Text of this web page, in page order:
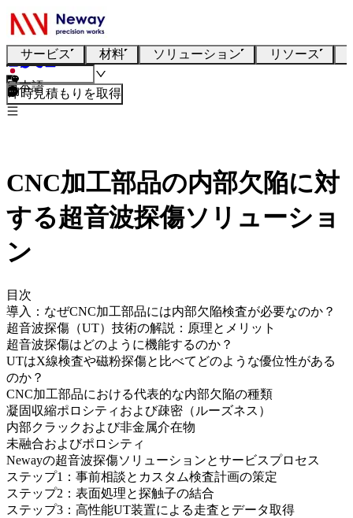
サービス 材料 ソリューション リソース
日本語
即時見積もりを取得
CNC加工部品の内部欠陥に対
する超音波探傷ソリューショ
ン
目次
導入：なぜCNC加工部品には内部欠陥検査が必要なのか？
超音波探傷（UT）技術の解説：原理とメリット
超音波探傷はどのように機能するのか？
UTはX線検査や磁粉探傷と比べてどのような優位性がある
のか？
CNC加工部品における代表的な内部欠陥の種類
凝固収縮ポロシティおよび疎密（ルーズネス）
内部クラックおよび非金属介在物
未融合およびポロシティ
Newayの超音波探傷ソリューションとサービスプロセス
ステップ1：事前相談とカスタム検査計画の策定
ステップ2：表面処理と探触子の結合
ステップ3：高性能UT装置による走査とデータ取得